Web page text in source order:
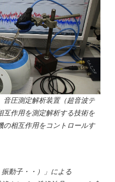
圧測定解析装置（超音波テ
作用を測定解析する技術を
相互作用をコントロールす
動子・・）」による